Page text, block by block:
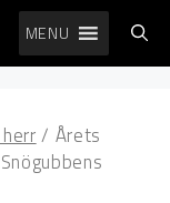
MENU
/ Årets